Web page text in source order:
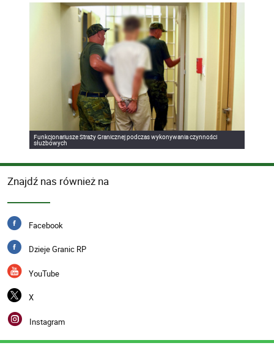
Funkcjonariusze Straży Granicznej podczas wykonywania czynności
służbowych
Znajdź nas również na
Facebook
Dzieje Granic RP
YouTube
X
Instagram